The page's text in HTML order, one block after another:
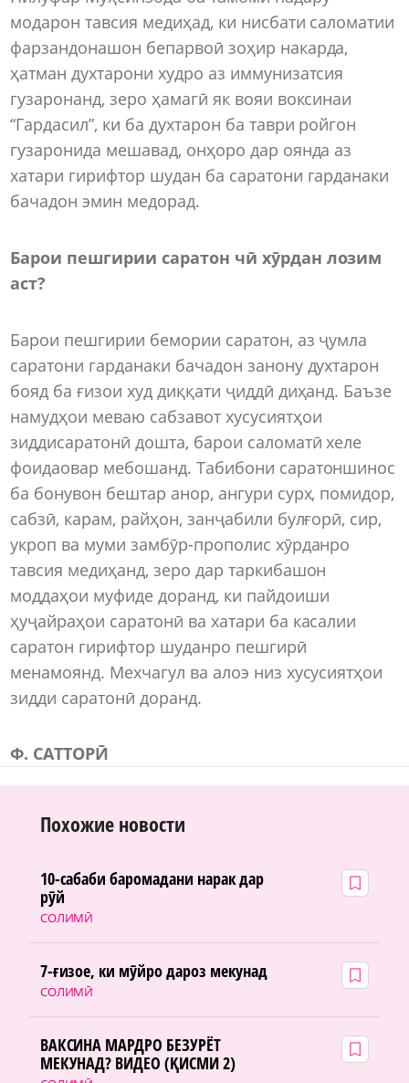
модарон тавсия медиҳад, ки нисбати саломатии
фарзандонашон бепарвоӣ зоҳир накарда,
ҳатман духтарони худро аз иммунизатсия
гузаронанд, зеро ҳамагӣ як вояи воксинаи
“Гардасил”, ки ба духтарон ба таври ройгон
гузаронида мешавад, онҳоро дар оянда аз
хатари гирифтор шудан ба саратони гарданаки
бачадон эмин медорад.
Барои пешгирии саратон чӣ хӯрдан лозим
аст?
Барои пешгирии бемории саратон, аз ҷумла
саратони гарданаки бачадон занону духтарон
бояд ба ғизои худ диққати ҷиддӣ диҳанд. Баъзе
намудҳои меваю сабзавот хусусиятҳои
зиддисаратонӣ дошта, барои саломатӣ хеле
фоидаовар мебошанд. Табибони саратоншинос
ба бонувон бештар анор, ангури сурх, помидор,
сабзӣ, карам, райҳон, занҷабили булғорӣ, сир,
укроп ва муми замбӯр-прополис хӯрданро
тавсия медиҳанд, зеро дар таркибашон
моддаҳои муфиде доранд, ки пайдоиши
ҳуҷайраҳои саратонӣ ва хатари ба касалии
саратон гирифтор шуданро пешгирӣ
менамоянд. Мехчагул ва алоэ низ хусусиятҳои
зидди саратонӣ доранд.
Ф. САТТОРӢ
Похожие новости
СОЛИМӢ
10-сабаби баромадани нарак дар
рӯй
СОЛИМӢ
7-ғизое, ки мӯйро дароз мекунад
ВАКСИНА МАРДРО БЕЗУРЁТ
МЕКУНАД? ВИДЕО (ҚИСМИ 2)